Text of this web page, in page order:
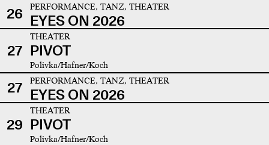
26
PERFORMANCE, TANZ, THEATER
EYES ON 2026
27
THEATER
PIVOT
Polivka/Hafner/Koch
27 PERFORMANCE, TANZ, THEATER
EYES ON 2026
29
THEATER
PIVOT
Polivka/Hafner/Koch